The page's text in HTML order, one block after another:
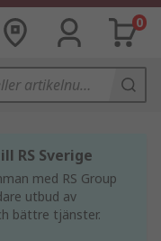
0
RS Sverige
med RS Group
utbud av
bättre tjänster.